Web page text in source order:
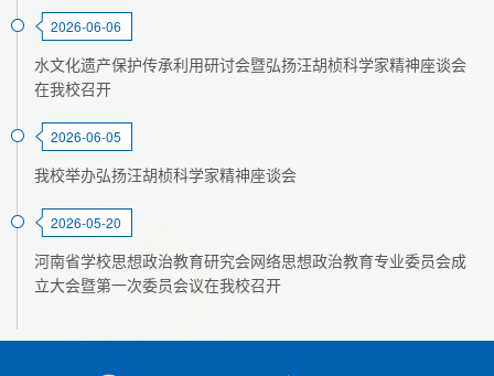
2026-06-06
水文化遗产保护传承利用研讨会暨弘扬汪胡桢科学家精神座谈会
在我校召开
2026-06-05
我校举办弘扬汪胡桢科学家精神座谈会
2026-05-20
河南省学校思想政治教育研究会网络思想政治教育专业委员会成
立大会暨第一次委员会议在我校召开